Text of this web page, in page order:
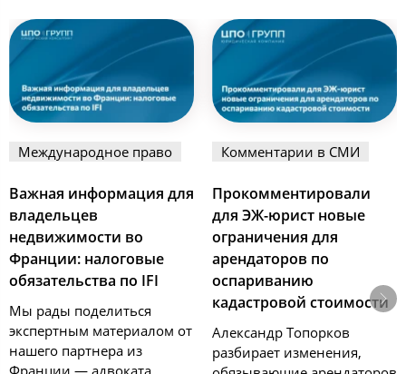
Международное право
Важная информация для
владельцев
недвижимости во
Франции: налоговые
обязательства по IFI
Мы рады поделиться
экспертным материалом от
нашего партнера из
Комментарии в СМИ
Прокомментировали
для ЭЖ-юрист новые
ограничения для
арендаторов по
оспариванию
кадастровой стоимости
Александр Топорков
разбирает изменения,